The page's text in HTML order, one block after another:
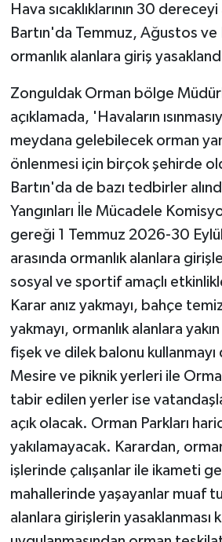
Hava sıcaklıklarının 30
Bartın'da Temmuz, Ağustos ve
ormanlık alanlara giriş
Zonguldak Orman bölge
açıklamada, 'Havaların
meydana gelebilecek orman
önlenmesi için birçok şehirde
Bartın'da de bazı tedbirler
Yangınları İle Mücadele
gereği 1 Temmuz 2026-30
arasında ormanlık alanlara
sosyal ve sportif amaçlı
Karar anız yakmayı, bahçe
yakmayı, ormanlık alanlara
fişek ve dilek balonu kullanmayı
Mesire ve piknik yerleri ile
tabir edilen yerler ise
açık olacak. Orman Parkları
yakılamayacak. Karardan,
işlerinde çalışanlar ile ikameti
mahallerinde yaşayanlar muaf
alanlara girişlerin yasaklanması